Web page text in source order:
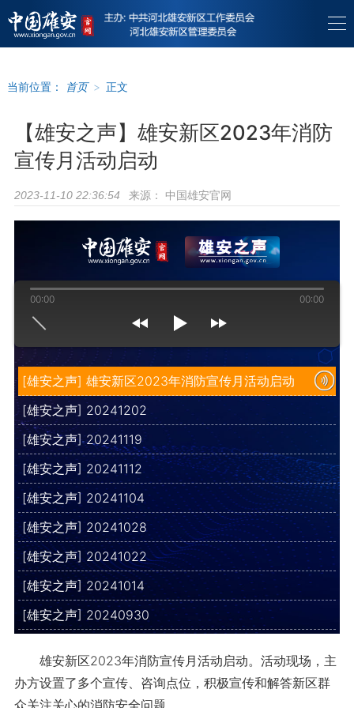
当前位置： 首页 > 正文
【雄安之声】雄安新区2023年消防
宣传月活动启动
2023-11-10 22:36:54 来源： 中国雄安官网
[雄安之声] 雄安新区2023年消防宣传月活动启动
[雄安之声] 20241202
[雄安之声] 20241119
[雄安之声] 20241112
[雄安之声] 20241104
[雄安之声] 20241028
[雄安之声] 20241022
[雄安之声] 20241014
[雄安之声] 20240930
00:00 00:00
雄安新区2023年消防宣传月活动启动。活动现场，主
办方设置了多个宣传、咨询点位，积极宣传和解答新区群
众关注关心的消防安全问题。